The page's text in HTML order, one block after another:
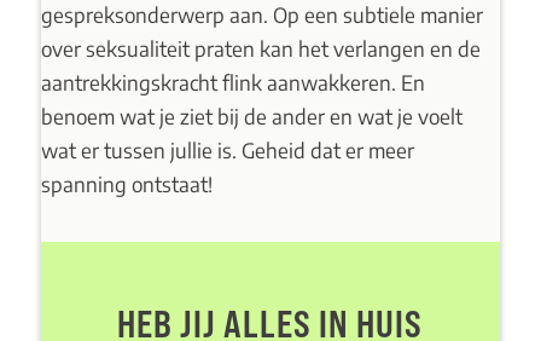
gespreksonderwerp aan. Op een subtiele manier
over seksualiteit praten kan het verlangen en de
aantrekkingskracht flink aanwakkeren. En
benoem wat je ziet bij de ander en wat je voelt
wat er tussen jullie is. Geheid dat er meer
spanning ontstaat!
HEB JIJ ALLES IN HUIS